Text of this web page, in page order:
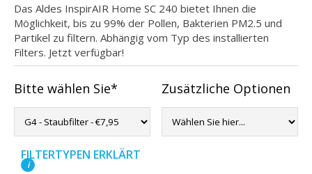
Das Aldes InspirAIR Home SC 240 bietet Ihnen die
Möglichkeit, bis zu 99% der Pollen, Bakterien PM2.5 und
Partikel zu filtern. Abhängig vom Typ des installierten
Filters. Jetzt verfügbar!
Bitte wählen Sie* Zusätzliche Optionen
FILTERTYPEN ERKLÄRT
i